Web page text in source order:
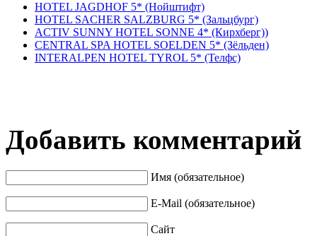
HOTEL JAGDHOF 5* (Нойштифт)
HOTEL SACHER SALZBURG 5* (Зальцбург)
ACTIV SUNNY HOTEL SONNE 4* (Кирхберг))
CENTRAL SPA HOTEL SOЕLDEN 5* (Зёльден)
INTERALPEN HOTEL TYROL 5* (Телфс)
Добавить комментарий
Имя (обязательное)
E-Mail (обязательное)
Сайт